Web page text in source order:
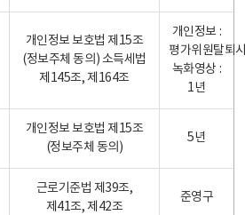
개인정보 보호법 제15조
(정보주체 동의) 소득세법
제145조, 제164조
개인정보 :
평가위원탈퇴
녹화영상 :
1년
개인정보 보호법 제15조
(정보주체 동의)
5년
근로기준법 제39조,
제41조, 제42조
준영구